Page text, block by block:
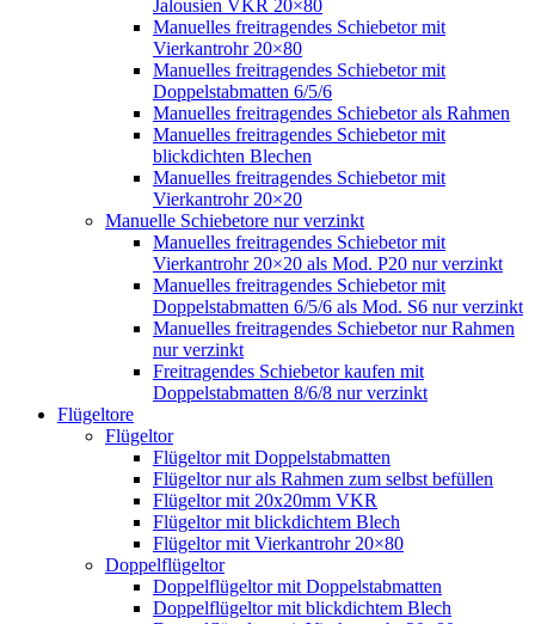
Jalousien VKR 20×80
Manuelles freitragendes Schiebetor mit
Vierkantrohr 20×80
Manuelles freitragendes Schiebetor mit
Doppelstabmatten 6/5/6
Manuelles freitragendes Schiebetor als Rahmen
Manuelles freitragendes Schiebetor mit
blickdichten Blechen
Manuelles freitragendes Schiebetor mit
Vierkantrohr 20×20
Manuelle Schiebetore nur verzinkt
Manuelles freitragendes Schiebetor mit
Vierkantrohr 20×20 als Mod. P20 nur verzinkt
Manuelles freitragendes Schiebetor mit
Doppelstabmatten 6/5/6 als Mod. S6 nur verzinkt
Manuelles freitragendes Schiebetor nur Rahmen
nur verzinkt
Freitragendes Schiebetor kaufen mit
Doppelstabmatten 8/6/8 nur verzinkt
Flügeltore
Flügeltor
Flügeltor mit Doppelstabmatten
Flügeltor nur als Rahmen zum selbst befüllen
Flügeltor mit 20x20mm VKR
Flügeltor mit blickdichtem Blech
Flügeltor mit Vierkantrohr 20×80
Doppelflügeltor
Doppelflügeltor mit Doppelstabmatten
Doppelflügeltor mit blickdichtem Blech